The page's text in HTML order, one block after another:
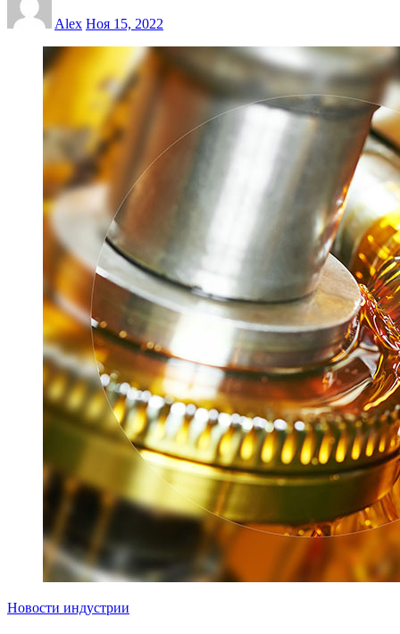
Alex Ноя 15, 2022
Новости индустрии